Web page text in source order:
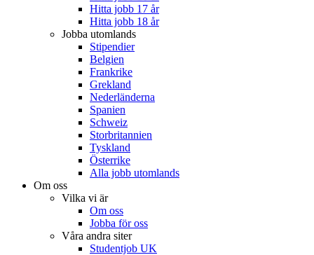
Hitta jobb 17 år
Hitta jobb 18 år
Jobba utomlands
Stipendier
Belgien
Frankrike
Grekland
Nederländerna
Spanien
Schweiz
Storbritannien
Tyskland
Österrike
Alla jobb utomlands
Om oss
Vilka vi är
Om oss
Jobba för oss
Våra andra siter
Studentjob UK